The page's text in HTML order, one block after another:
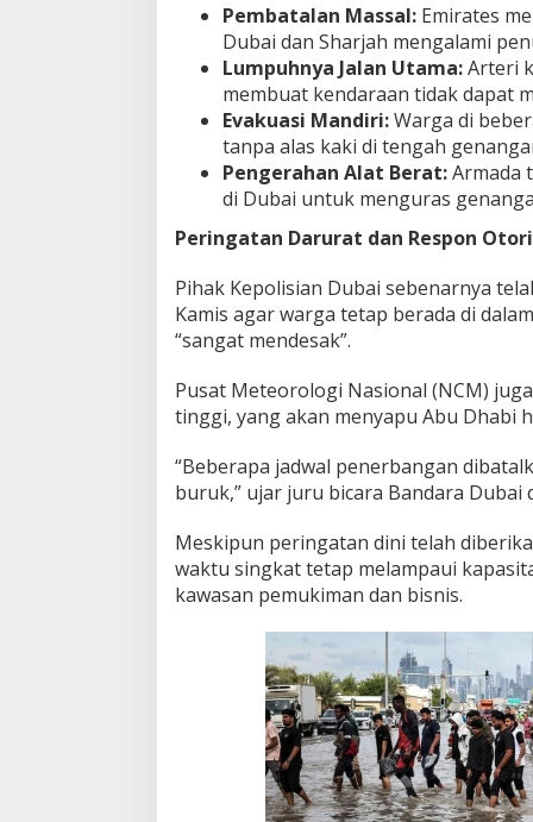
Pembatalan Massal: Emirates
Dubai dan Sharjah mengalami
Lumpuhnya Jalan Utama:Arteri
membuat kendaraan tidak dapat
Evakuasi Mandiri:Warga di
tanpa alas kaki di tengah
Pengerahan Alat Berat:Armada
di Dubai untuk menguras
Peringatan Darurat dan Respon
Pihak Kepolisian Dubai sebenarnya
Kamis agar warga tetap berada di
“sangat mendesak”.
Pusat Meteorologi Nasional (NCM)
tinggi, yang akan menyapu Abu Dhabi
“Beberapa jadwal penerbangan
buruk,” ujar juru bicara Bandara
Meskipun peringatan dini telah
waktu singkat tetap melampaui
kawasan pemukiman dan bisnis.